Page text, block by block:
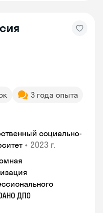
3 года опыта
социально-
• 2023 г.
ДПО